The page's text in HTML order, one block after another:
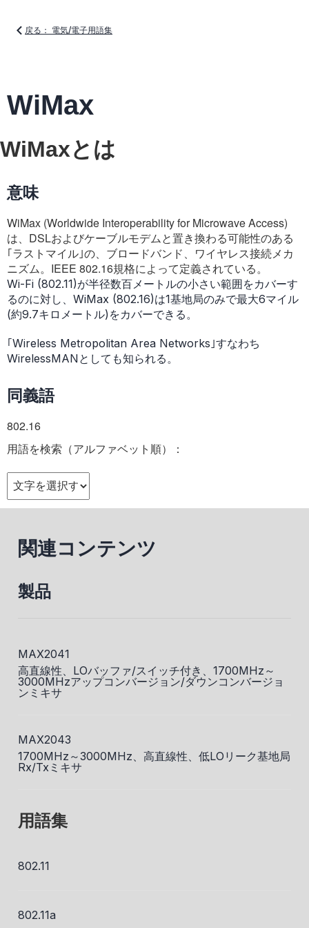
戻る： 電気/電子用語集
WiMax
WiMaxとは
意味
WiMax (Worldwide Interoperability for Microwave Access)
は、DSLおよびケーブルモデムと置き換わる可能性のある
｢ラストマイル｣の、ブロードバンド、ワイヤレス接続メカ
ニズム。IEEE 802.16規格によって定義されている。
Wi-Fi (802.11)が半径数百メートルの小さい範囲をカバーす
るのに対し、WiMax (802.16)は1基地局のみで最大6マイル
(約9.7キロメートル)をカバーできる。
｢Wireless Metropolitan Area Networks｣すなわち
WirelessMANとしても知られる。
同義語
802.16
用語を検索（アルファベット順）：
関連コンテンツ
製品
MAX2041
高直線性、LOバッファ/スイッチ付き、1700MHz～
3000MHzアップコンバージョン/ダウンコンバージョ
ンミキサ
MAX2043
1700MHz～3000MHz、高直線性、低LOリーク基地局
Rx/Txミキサ
用語集
802.11
802.11a